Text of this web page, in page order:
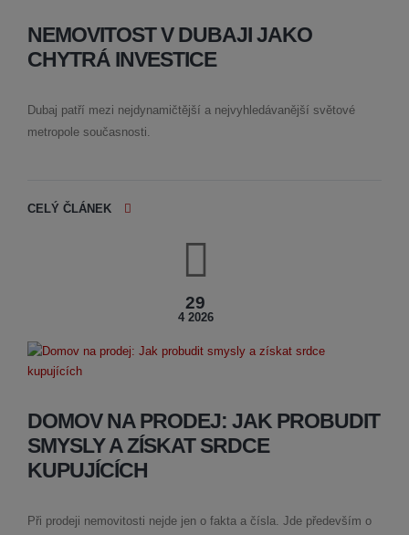
NEMOVITOST V DUBAJI JAKO
CHYTRÁ INVESTICE
Dubaj patří mezi nejdynamičtější a nejvyhledávanější světové
metropole současnosti.
CELÝ ČLÁNEK
29
4 2026
DOMOV NA PRODEJ: JAK PROBUDIT
SMYSLY A ZÍSKAT SRDCE
KUPUJÍCÍCH
Při prodeji nemovitosti nejde jen o fakta a čísla. Jde především o